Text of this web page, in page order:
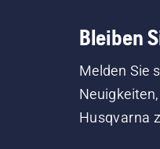
Bleiben
Melden Sie
Husqvarna